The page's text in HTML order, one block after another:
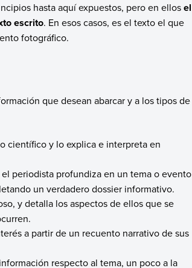
hasta aquí expuestos, pero en ellosel
escrito. En esos casos, es el texto el que
fotográfico.
que desean abarcar y a los tipos de
científico y lo explica e interpreta en
periodista profundiza en un tema o evento
un verdadero dossier informativo.
y detalla los aspectos de ellos que se
a partir de un recuento narrativo de sus
respecto al tema, un poco a la